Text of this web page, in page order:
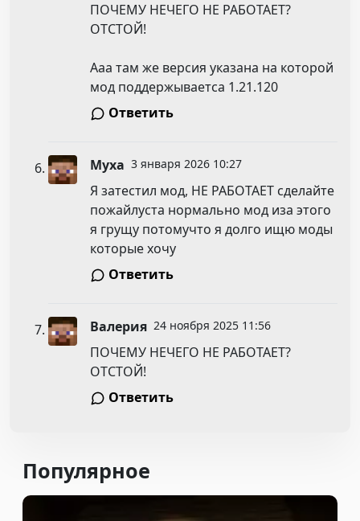
ПОЧЕМУ НЕЧЕГО НЕ РАБОТАЕТ?
ОТСТОЙ!
Ааа там же версия указана на которой
мод поддержываетса 1.21.120
Ответить
Муха 3 января 2026 10:27
Я затестил мод, НЕ РАБОТАЕТ сделайте
пожайлуста нормально мод иза этого
я грущу потомучто я долго ищю моды
которые хочу
Ответить
Валерия 24 ноября 2025 11:56
ПОЧЕМУ НЕЧЕГО НЕ РАБОТАЕТ?
ОТСТОЙ!
Ответить
Популярное